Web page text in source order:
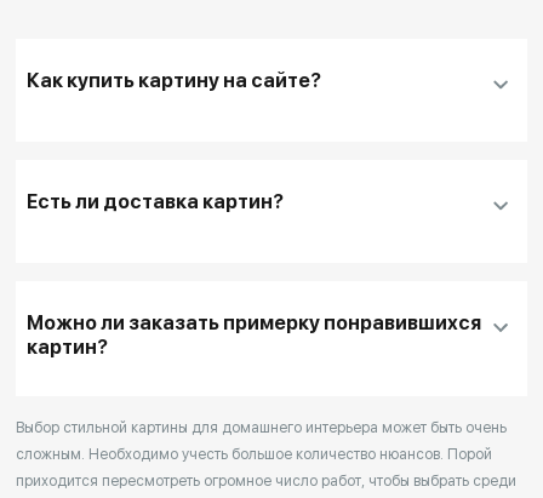
Как купить картину на сайте?
Заполнитьконтактные данные и адрес
Для оплаты другим способом или для запроса
дополнительной информации перед покупкой
После оформления заказа (в течение 1 дня) с
Вами свяжется наш менеджер для уточнения
Есть ли доставка картин?
Можно ли заказать примерку понравившихся
картин?
Выбор стильной картины для домашнего интерьера может быть очень
сложным. Необходимо учесть большое количество нюансов. Порой
приходится пересмотреть огромное число работ, чтобы выбрать среди